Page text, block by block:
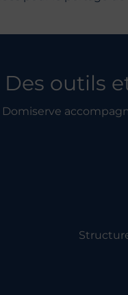
Des outils
Domiserve